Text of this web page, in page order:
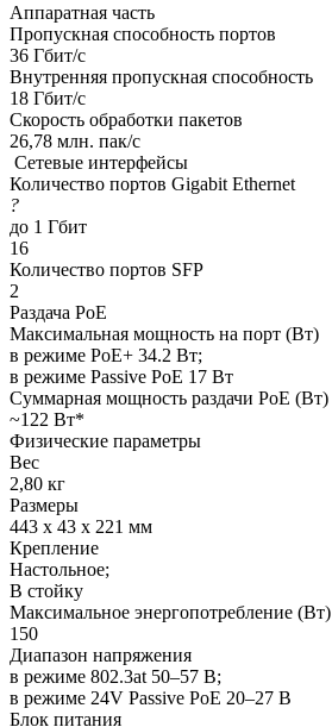
Аппаратная часть
Пропускная способность портов
36 Гбит/с
Внутренняя пропускная способность
18 Гбит/с
Скорость обработки пакетов
26,78 млн. пак/с
Сетевые интерфейсы
Количество портов Gigabit Ethernet
?
до 1 Гбит
16
Количество портов SFP
2
Раздача РоЕ
Максимальная мощность на порт (Вт)
в режиме PoE+ 34.2 Вт;
в режиме Passive PoE 17 Вт
Суммарная мощность раздачи PoE (Вт)
~122 Вт*
Физические параметры
Вес
2,80 кг
Размеры
443 x 43 x 221 мм
Крепление
Настольное;
В стойку
Максимальное энергопотребление (Вт)
150
Диапазон напряжения
в режиме 802.3at 50–57 В;
в режиме 24V Passive PoE 20–27 В
Блок питания